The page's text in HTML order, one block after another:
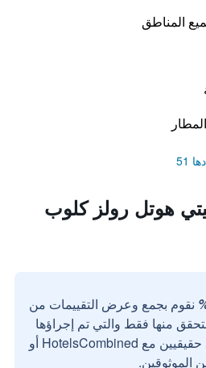
المناطق
هوتل رولز كلوب
نقوم بجمع وعرض التقييمات من
منها فقط والتي تم إجراؤها
بواسطة مستخدمين حقيقيين مع HotelsCombined أو
الموثوقين.